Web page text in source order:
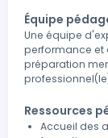
Équipe
Une équipe
performance et
préparation
Ressources
Accueil des